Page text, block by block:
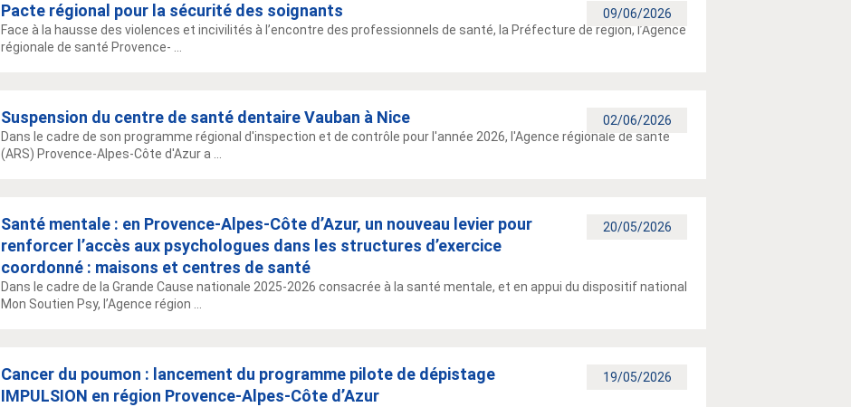
09/06/2026
Pacte régional pour la sécurité des soignants
Face à la hausse des violences et incivilités à l’encontre des professionnels de santé, la Préfecture de région, l’Agence
régionale de santé Provence- ...
02/06/2026
Suspension du centre de santé dentaire Vauban à Nice
Dans le cadre de son programme régional d'inspection et de contrôle pour l'année 2026, l'Agence régionale de santé
(ARS) Provence-Alpes-Côte d'Azur a ...
20/05/2026
Santé mentale : en Provence-Alpes-Côte d’Azur, un nouveau levier pour
renforcer l’accès aux psychologues dans les structures d’exercice
coordonné : maisons et centres de santé
Dans le cadre de la Grande Cause nationale 2025-2026 consacrée à la santé mentale, et en appui du dispositif national
Mon Soutien Psy, l’Agence région ...
19/05/2026
Cancer du poumon : lancement du programme pilote de dépistage
IMPULSION en région Provence-Alpes-Côte d’Azur